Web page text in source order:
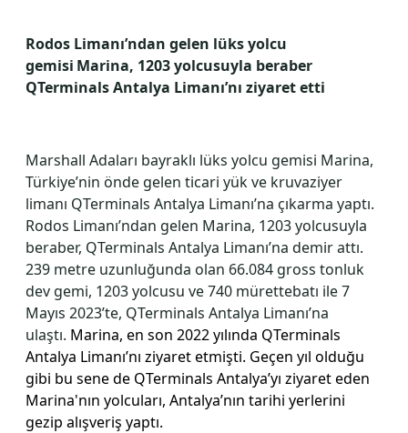
Rodos Limanı’ndan gelen lüks yolcu
gemisi Marina, 1203 yolcusuyla beraber
QTerminals Antalya Limanı’nı ziyaret etti
Marshall Adaları bayraklı lüks yolcu gemisi Marina,
Türkiye’nin önde gelen ticari yük ve kruvaziyer
limanı QTerminals Antalya Limanı’na çıkarma yaptı.
Rodos Limanı’ndan gelen Marina, 1203 yolcusuyla
beraber, QTerminals Antalya Limanı’na demir attı.
239 metre uzunluğunda olan 66.084 gross tonluk
dev gemi, 1203 yolcusu ve 740 mürettebatı ile 7
Mayıs 2023’te, QTerminals Antalya Limanı’na
ulaştı. Marina, en son 2022 yılında QTerminals
Antalya Limanı’nı ziyaret etmişti. Geçen yıl olduğu
gibi bu sene de QTerminals Antalya’yı ziyaret eden
Marina'nın yolcuları, Antalya’nın tarihi yerlerini
gezip alışveriş yaptı.